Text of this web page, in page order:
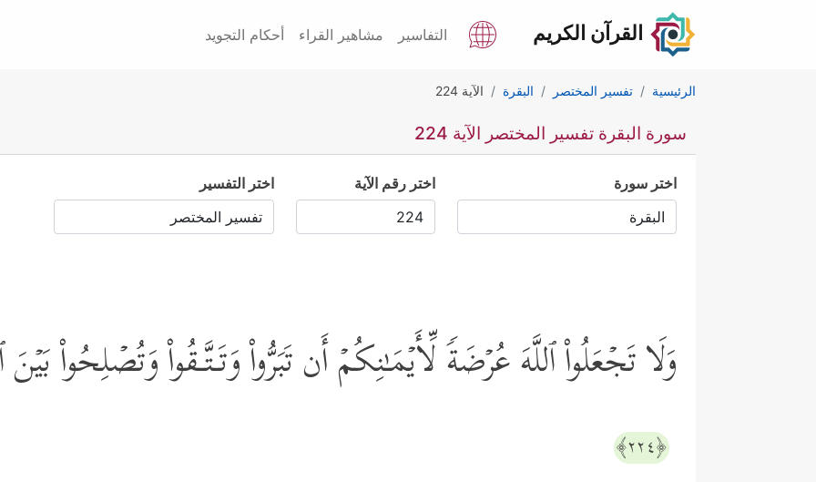
القرآن الكريم التفاسير مشاهير القراء أحكام التجويد
الرئيسية تفسير المختصر البقرة الآية 224
سورة البقرة تفسير المختصر الآية 224
اختر سورة اختر رقم الآية اختر التفسير
وَلَا تَجۡعَلُواْ ٱللَّهَ عُرۡضَةࣰ لِّأَیۡمَـٰنِكُمۡ أَن تَبَرُّواْ وَتَـتَّـقُواْ وَتُصۡلِحُواْ
﴿٢٢٤﴾